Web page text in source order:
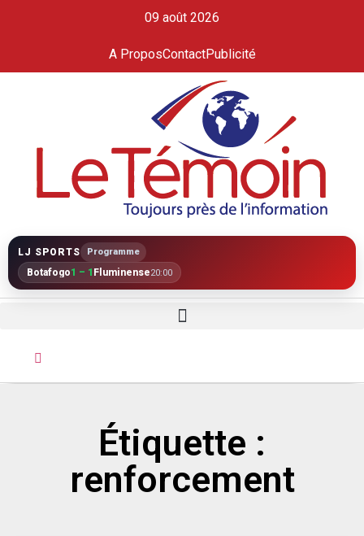
09 août 2026
A ProposContactPublicité
LJ SPORTS Programme
Botafogo1 – 1 Fluminense20:00
Étiquette :
renforcement